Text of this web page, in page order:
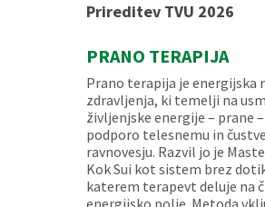
Prireditev TVU 2026
PRANO TERAPIJA
Prano terapija je energijska
zdravljenja, ki temelji na
življenjske energije – prane
podporo telesnemu in
ravnovesju. Razvil jo je
Kok Sui kot sistem brez
katerem terapevt deluje na
energijsko polje. Metoda